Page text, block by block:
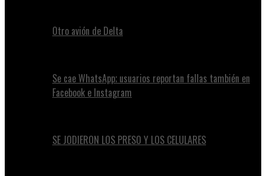
Otro avión de Delta
Se cae WhatsApp; usuarios reportan fallas también en
Facebook e Instagram
SE JODIERON LOS PRESO Y LOS CELULARES